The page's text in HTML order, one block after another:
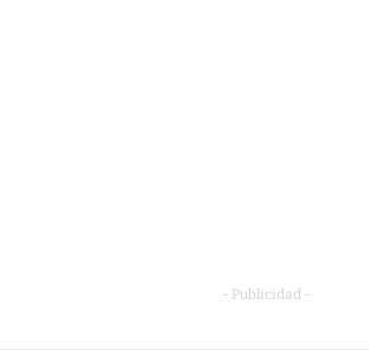
- Publicidad -